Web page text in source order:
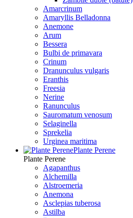
Amarcrinum
Amaryllis Belladonna
Anemone
Arum
Bessera
Bulbi de primavara
Crinum
Dranunculus vulgaris
Eranthis
Freesiа
Nerine
Ranunculus
Sauromatum venosum
Selaginella
Sprekelia
Urginea maritima
Plante Perene
Plante Perene
Agapanthus
Alchemilla
Alstroemeria
Anemona
Asclepias tuberosa
Astilba